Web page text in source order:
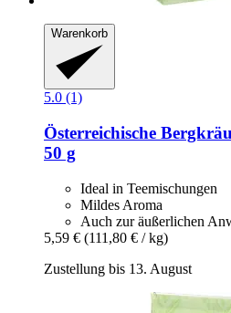
Warenkorb
5.0 (1)
Österreichische
50 g
Ideal in Teemischungen
Mildes Aroma
Auch zur äußerlichen
5,59 € (111,80 € / kg)
Zustellung bis 13. August